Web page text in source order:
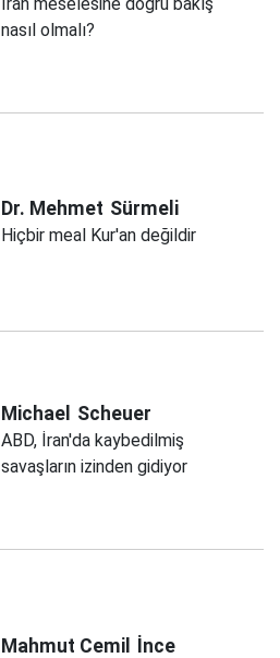
nasıl olmalı?
Dr. Mehmet Sürmeli
Hiçbir meal Kur'an değildir
Michael Scheuer
ABD, İran'da kaybedilmiş
savaşların izinden gidiyor
Mahmut Cemil İnce